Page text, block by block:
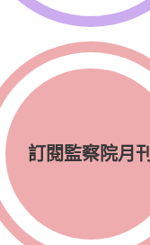
訂閱監察院月刊